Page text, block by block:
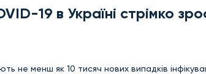
19 в Україні стрімко
не менш як 10 тисяч нових випадків